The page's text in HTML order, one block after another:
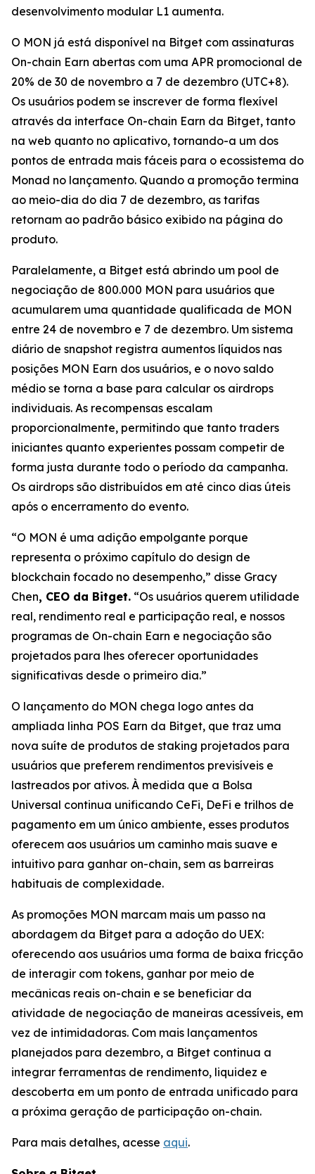
desenvolvimento modular L1 aumenta.
O MON já está disponível na Bitget com assinaturas
On-chain Earn abertas com uma APR promocional de
20% de 30 de novembro a 7 de dezembro (UTC+8).
Os usuários podem se inscrever de forma flexível
através da interface On-chain Earn da Bitget, tanto
na web quanto no aplicativo, tornando-a um dos
pontos de entrada mais fáceis para o ecossistema do
Monad no lançamento. Quando a promoção termina
ao meio-dia do dia 7 de dezembro, as tarifas
retornam ao padrão básico exibido na página do
produto.
Paralelamente, a Bitget está abrindo um pool de
negociação de 800.000 MON para usuários que
acumularem uma quantidade qualificada de MON
entre 24 de novembro e 7 de dezembro. Um sistema
diário de snapshot registra aumentos líquidos nas
posições MON Earn dos usuários, e o novo saldo
médio se torna a base para calcular os airdrops
individuais. As recompensas escalam
proporcionalmente, permitindo que tanto traders
iniciantes quanto experientes possam competir de
forma justa durante todo o período da campanha.
Os airdrops são distribuídos em até cinco dias úteis
após o encerramento do evento.
“O MON é uma adição empolgante porque
representa o próximo capítulo do design de
blockchain focado no desempenho,” disse Gracy
Chen, CEO da Bitget. “Os usuários querem utilidade
real, rendimento real e participação real, e nossos
programas de On-chain Earn e negociação são
projetados para lhes oferecer oportunidades
significativas desde o primeiro dia.”
O lançamento do MON chega logo antes da
ampliada linha POS Earn da Bitget, que traz uma
nova suíte de produtos de staking projetados para
usuários que preferem rendimentos previsíveis e
lastreados por ativos. À medida que a Bolsa
Universal continua unificando CeFi, DeFi e trilhos de
pagamento em um único ambiente, esses produtos
oferecem aos usuários um caminho mais suave e
intuitivo para ganhar on-chain, sem as barreiras
habituais de complexidade.
As promoções MON marcam mais um passo na
abordagem da Bitget para a adoção do UEX:
oferecendo aos usuários uma forma de baixa fricção
de interagir com tokens, ganhar por meio de
mecânicas reais on-chain e se beneficiar da
atividade de negociação de maneiras acessíveis, em
vez de intimidadoras. Com mais lançamentos
planejados para dezembro, a Bitget continua a
integrar ferramentas de rendimento, liquidez e
descoberta em um ponto de entrada unificado para
a próxima geração de participação on-chain.
Para mais detalhes, acesse aqui.